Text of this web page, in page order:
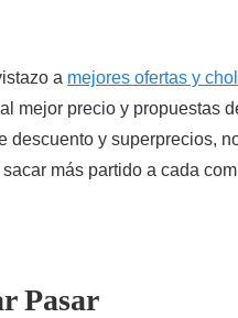
a mejores ofertas y
mejor precio y propuestas
descuento y superprecios,
más partido a cada
Pasar